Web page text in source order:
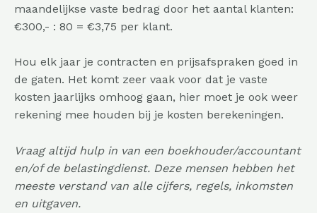
maandelijkse vaste bedrag door het aantal klanten:
€300,- : 80 = €3,75 per klant.
Hou elk jaar je contracten en prijsafspraken goed in
de gaten. Het komt zeer vaak voor dat je vaste
kosten jaarlijks omhoog gaan, hier moet je ook weer
rekening mee houden bij je kosten berekeningen.
Vraag altijd hulp in van een boekhouder/accountant
en/of de belastingdienst. Deze mensen hebben het
meeste verstand van alle cijfers, regels, inkomsten
en uitgaven.